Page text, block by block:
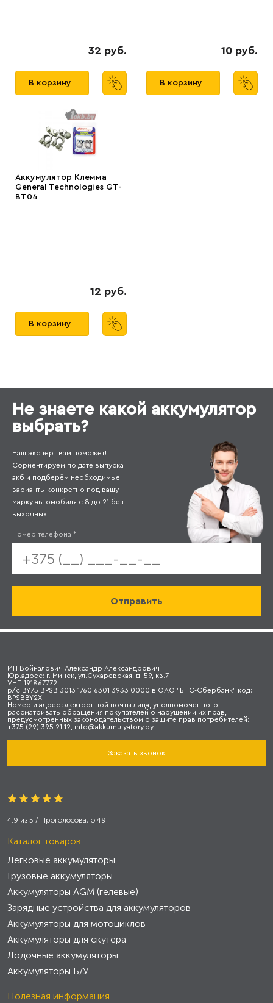
32 руб.
В корзину
10 руб.
В корзину
Аккумулятор Клемма
General Technologies GT-
BT04
12 руб.
В корзину
Не знаете какой аккумулятор
выбрать?
Наш эксперт вам поможет!
Сориентируем по дате выпуска
акб и подберём необходимые
варианты конкретно под вашу
марку автомобиля с 8 до 21 без
выходных!
Номер телефона *
ИП Войналович Александр Александрович
Юр.адрес: г. Минск, ул.Сухаревская, д. 59, кв.7
УНП 191867772,
р/с BY75 BPSB 3013 1760 6301 3933 0000 в ОАО "БПС-Сбербанк" код:
BPSBBY2X
Номер и адрес электронной почты лица, уполномоченного
рассматривать обращения покупателей о нарушении их прав,
предусмотренных законодательством о защите прав потребителей:
+375 (29) 395 21 12, info@akkumulyatory.by
Заказать звонок
4.9 из 5 / Проголосовало 49
Каталог товаров
Легковые аккумуляторы
Грузовые аккумуляторы
Аккумуляторы AGM (гелевые)
Зарядные устройства для аккумуляторов
Аккумуляторы для мотоциклов
Аккумуляторы для скутера
Лодочные аккумуляторы
Аккумуляторы Б/У
Полезная информация